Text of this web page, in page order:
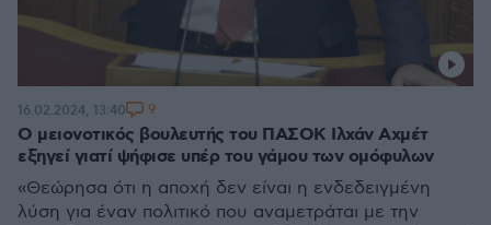
Ο μειονοτικός βουλευτής του ΠΑΣΟΚ Ιλχάν Αχμέτ
εξηγεί γιατί ψήφισε υπέρ του γάμου των ομόφυλων
«Θεώρησα ότι η αποχή δεν είναι η ενδεδειγμένη
λύση για έναν πολιτικό που αναμετράται με την
16.02.2024, 13:40 9